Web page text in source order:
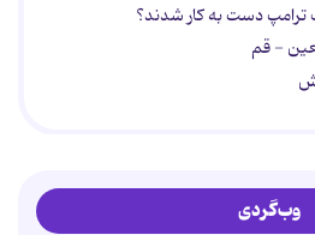
ترامپ دست به کار شدند؟
- قم
وب‌گردی